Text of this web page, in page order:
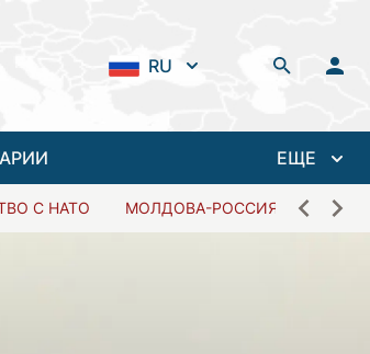
RU
ЕЩЕ
С НАТО МОЛДОВА-РОССИЯ